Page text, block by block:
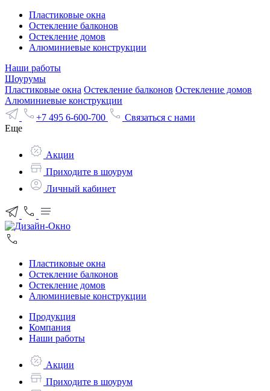
Пластиковые окна
Остекление балконов
Остекление домов
Алюминиевые конструкции
Наши работы
Шоурумы
Пластиковые окна Остекление балконов Остекление домов
Алюминиевые конструкции
+7 495 6-600-700
Связаться с нами
Еще
Акции
Приходите в шоурум
Личный кабинет
Пластиковые окна
Остекление балконов
Остекление домов
Алюминиевые конструкции
Продукция
Компания
Наши работы
Акции
Приходите в шоурум